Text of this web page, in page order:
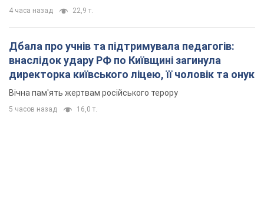
4 часа назад 22,9 т.
Дбала про учнів та підтримувала педагогів:
внаслідок удару РФ по Київщині загинула
директорка київського ліцею, її чоловік та онук
Вічна пам'ять жертвам російського терору
5 часов назад 16,0 т.